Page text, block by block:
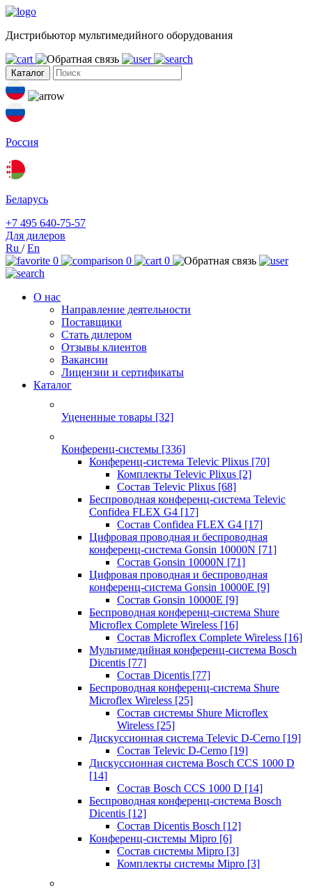
Дистрибьютор мультимедийного оборудования
Каталог
Россия
Беларусь
+7 495 640-75-57
Для дилеров
Ru /En
0
0 0
О нас
Направление деятельности
Поставщики
Стать дилером
Отзывы клиентов
Вакансии
Лицензии и сертификаты
Каталог
Уцененные товары [32]
Конференц-системы [336]
Конференц-система Televic Plixus [70]
Комплекты Televic Plixus [2]
Состав Televic Plixus [68]
Беспроводная конференц-система Televic
Confidea FLEX G4 [17]
Состав Confidea FLEX G4 [17]
Цифровая проводная и беспроводная
конференц-система Gonsin 10000N [71]
Состав Gonsin 10000N [71]
Цифровая проводная и беспроводная
конференц-система Gonsin 10000E [9]
Состав Gonsin 10000E [9]
Беспроводная конференц-система Shure
Microflex Complete Wireless [16]
Состав Microflex Complete Wireless [16]
Мультимедийная конференц-система Bosch
Dicentis [77]
Состав Dicentis [77]
Беспроводная конференц-система Shure
Microflex Wireless [25]
Состав системы Shure Microflex
Wireless [25]
Дискуссионная система Televic D-Cerno [19]
Состав Televic D-Cerno [19]
Дискуссионная система Bosch CCS 1000 D
[14]
Состав Bosch CCS 1000 D [14]
Беспроводная конференц-система Bosch
Dicentis [12]
Состав Dicentis Bosch [12]
Конференц-системы Mipro [6]
Состав системы Mipro [3]
Комплекты системы Mipro [3]